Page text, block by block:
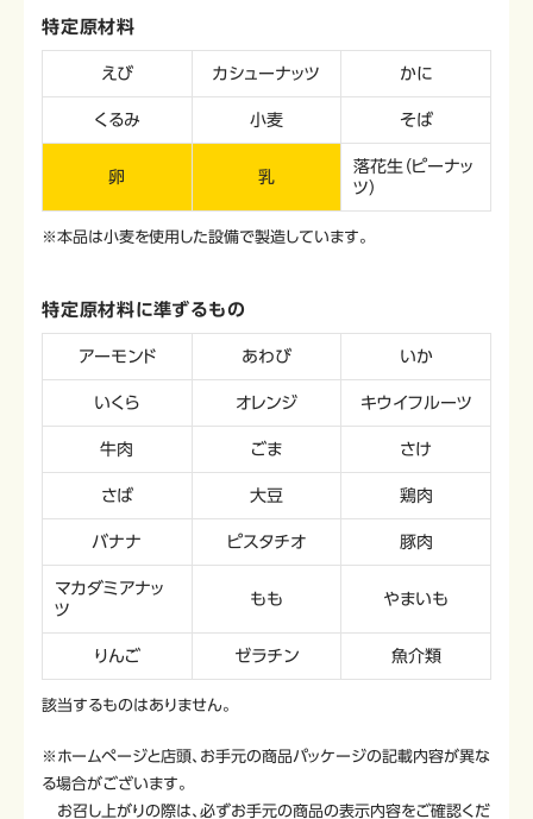
特定原材料
えび カシューナッツ かに
くるみ 小麦 そば
卵 乳
落花生（ピーナッ
ツ）
※本品は小麦を使用した設備で製造しています。
特定原材料に準ずるもの
アーモンド あわび いか
いくら オレンジ キウイフルーツ
牛肉 ごま さけ
さば 大豆 鶏肉
バナナ ピスタチオ 豚肉
マカダミアナッ
ツ
もも やまいも
りんご ゼラチン 魚介類
該当するものはありません。
※ホームページと店頭、お手元の商品パッケージの記載内容が異な
る場合がございます。
お召し上がりの際は、必ずお手元の商品の表示内容をご確認くだ